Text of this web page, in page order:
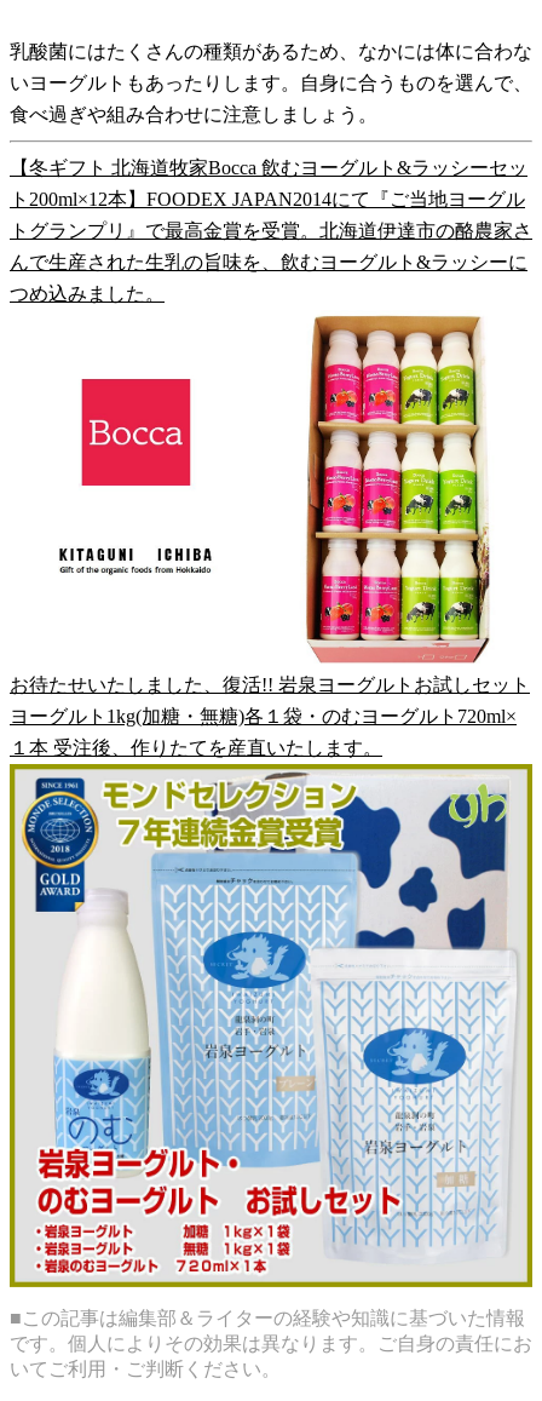
乳酸菌にはたくさんの種類があるため、なかには体に合わな
いヨーグルトもあったりします。自身に合うものを選んで、
食べ過ぎや組み合わせに注意しましょう。
【冬ギフト 北海道牧家Bocca 飲むヨーグルト&ラッシーセッ
ト200ml×12本】FOODEX JAPAN2014にて『ご当地ヨーグル
トグランプリ』で最高金賞を受賞。北海道伊達市の酪農家さ
んで生産された生乳の旨味を、飲むヨーグルト&ラッシーに
つめ込みました。
お待たせいたしました、復活!! 岩泉ヨーグルトお試しセット
ヨーグルト1kg(加糖・無糖)各１袋・のむヨーグルト720ml×
１本 受注後、作りたてを産直いたします。
■この記事は編集部＆ライターの経験や知識に基づいた情報
です。個人によりその効果は異なります。ご自身の責任にお
いてご利用・ご判断ください。